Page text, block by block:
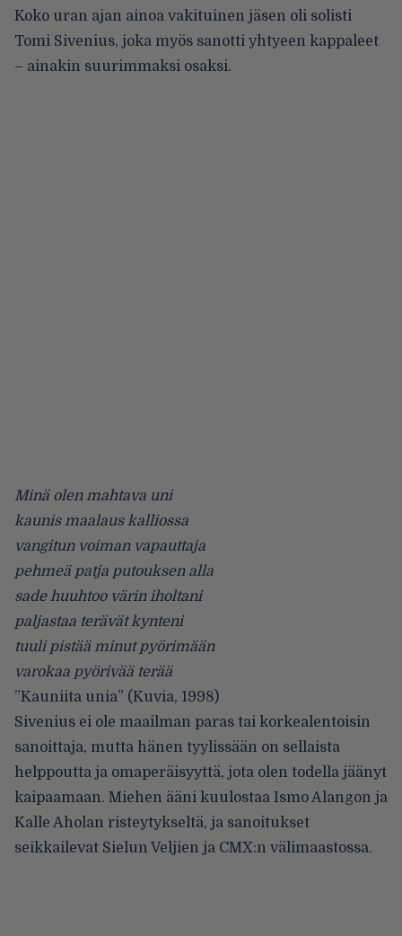
Koko uran ajan ainoa vakituinen jäsen oli solisti
Tomi Sivenius, joka myös sanotti yhtyeen kappaleet
– ainakin suurimmaksi osaksi.
Minä olen mahtava uni
kaunis maalaus kalliossa
vangitun voiman vapauttaja
pehmeä patja putouksen alla
sade huuhtoo värin iholtani
paljastaa terävät kynteni
tuuli pistää minut pyörimään
varokaa pyörivää terää
”Kauniita unia” (Kuvia, 1998)
Sivenius ei ole maailman paras tai korkealentoisin
sanoittaja, mutta hänen tyylissään on sellaista
helppoutta ja omaperäisyyttä, jota olen todella jäänyt
kaipaamaan. Miehen ääni kuulostaa Ismo Alangon ja
Kalle Aholan risteytykseltä, ja sanoitukset
seikkailevat Sielun Veljien ja CMX:n välimaastossa.